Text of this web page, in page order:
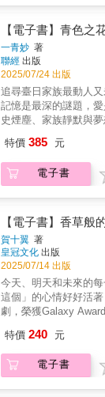
人，反而變成英雄……
原地透徹思考、高談
裡也去不了的人？ 你
獨？ 從小讀書考試追
追求亮眼名次、一流學
為追求一份「好工作
套遊戲規則嗎？出身菁
作只要完成該做的事
時下班即可，絕不加
餘的努力？還是自有
輯？面對社長發布給
麼他還是費心解決拿
他心中還有一把火，燃
當昭和世代信仰努力
人，反而變成英雄……
密地圖而遭誣控，最
谷的無語學者。 時
照牽引了三人各自女兒
月縫隙中拼湊父輩的過
來自父親的缺席﹅否
色之花」謎團悄然綻
的父輩曾經歷過怎樣
她們的人生。 一青
記憶與臺日歷史沉默
更是對「夢想是否值
問，成就了一場既溫柔
旅。
【電子書】青色之
一青妙 著
聯經 出版
2025/07/24 出版
追尋臺日家族最動人
記憶是最深的謎題，
史煙塵、家族靜默與
半世紀以前，三位青
滿懷理想正義，卻在風
的命運：背棄責任偷
密地圖而遭誣控，最
谷的無語學者。 時
照牽引了三人各自女兒
月縫隙中拼湊父輩的過
來自父親的缺席﹅否
色之花」謎團悄然綻
的父輩曾經歷過怎樣
她們的人生。 一青
記憶與臺日歷史沉默
更是對「夢想是否值
問，成就了一場既溫柔
旅。
特價 385 元
電子書
【電子書】香草般
賀十翼 著
皇冠文化 出版
2025/07/14 出版
今天、明天和未來的
這個」的心情好好活
劇，榮獲Galaxy
味，為什麼如此不可
癒；渴望時，它填補空
予力量。✦ ✧ ✦「
特價 240 元
電子書